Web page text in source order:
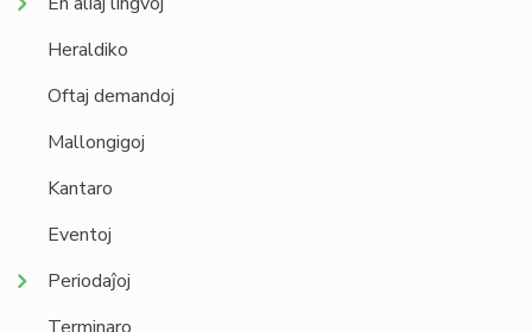
Heraldiko
Oftaj demandoj
Mallongigoj
Kantaro
Eventoj
Periodaĵoj